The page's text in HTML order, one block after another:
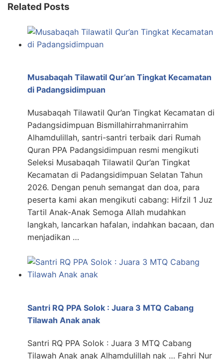
Related Posts
Musabaqah Tilawatil Qur’an Tingkat Kecamatan
di Padangsidimpuan
Musabaqah Tilawatil Qur’an Tingkat Kecamatan di
Padangsidimpuan Bismillahirrahmanirrahim
Alhamdulillah, santri-santri terbaik dari Rumah
Quran PPA Padangsidimpuan resmi mengikuti
Seleksi Musabaqah Tilawatil Qur’an Tingkat
Kecamatan di Padangsidimpuan Selatan Tahun
2026. Dengan penuh semangat dan doa, para
peserta kami akan mengikuti cabang: Hifzil 1 Juz
Tartil Anak-Anak Semoga Allah mudahkan
langkah, lancarkan hafalan, indahkan bacaan, dan
menjadikan …
Santri RQ PPA Solok : Juara 3 MTQ Cabang
Tilawah Anak anak
Santri RQ PPA Solok : Juara 3 MTQ Cabang
Tilawah Anak anak Alhamdulillah nak … Fahri Nur